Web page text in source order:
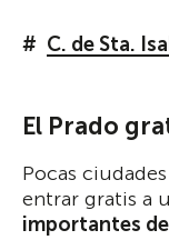
C. de Sta.
El Prado
Pocas
entrar gratis a
importantes